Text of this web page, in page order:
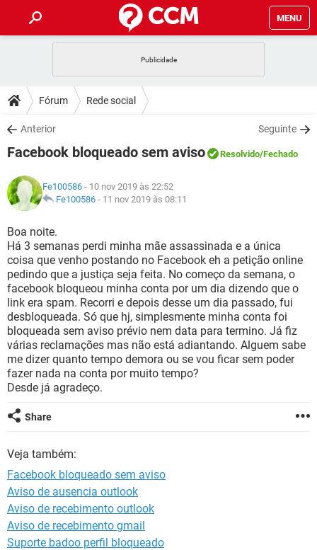
MENU
CELULAR
OUTLOOK
INSTAGRAM GMAIL
GUIA DE COMPRAS
DICAS
JOGOS
INSTAGRAM GMAIL
GUIA DE COMPRAS
DOWNLOADS
JOGOS WHATSAPP
CELULAR
OUTLOOK EXCEL
INSTAGRAM
GUIA DE COMPRAS
JOGOS WHATSAPP
CELULAR
OUTLOOK
INSTAGRAM GMAIL
GUIA DE COMPRAS
GLOSSÁRIO
CELULAR FACEBOOK
OUTLOOK EXCEL
INSTAGRAM GMAIL
GUIA DE COMPRAS
Fórum Rede social
Anterior Seguinte
Facebook bloqueado sem aviso Resolvido/Fechado
Fe100586 - 10 nov 2019 às 22:52
Fe100586 - 11 nov 2019 às 08:11
Boa noite.
Há 3 semanas perdi minha mãe assassinada e a única
coisa que venho postando no Facebook eh a petição online
pedindo que a justiça seja feita. No começo da semana, o
facebook bloqueou minha conta por um dia dizendo que o
link era spam. Recorri e depois desse um dia passado, fui
desbloqueada. Só que hj, simplesmente minha conta foi
bloqueada sem aviso prévio nem data para termino. Já fiz
várias reclamações mas não está adiantando. Alguem sabe
me dizer quanto tempo demora ou se vou ficar sem poder
fazer nada na conta por muito tempo?
Desde já agradeço.
Share
Veja também:
Facebook bloqueado sem aviso
Aviso de ausencia outlook
Aviso de recebimento outlook
Aviso de recebimento gmail
Suporte badoo perfil bloqueado